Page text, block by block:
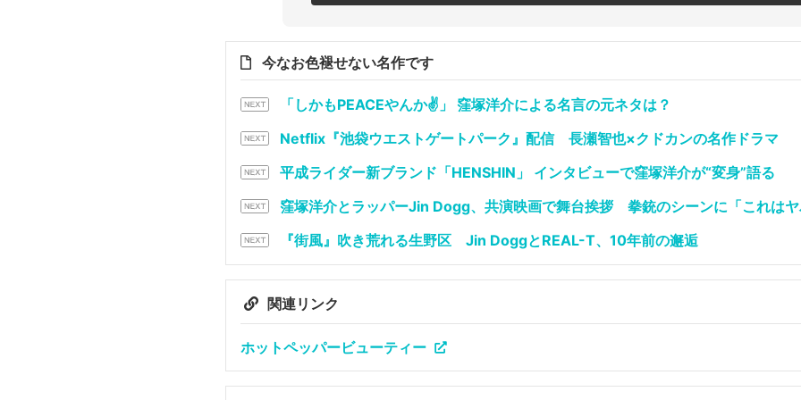
今なお色褪せない名作です
「しかもPEACEやんか✌」 窪塚洋介による名言の元ネタは？
Netflix『池袋ウエストゲートパーク』配信 長瀬智也×クドカンの名作ドラマ
平成ライダー新ブランド「HENSHIN」 インタビューで窪塚洋介が“変身”語る
窪塚洋介とラッパーJin Dogg、共演映画で舞台挨拶 拳銃のシーンに「これは
『街風』吹き荒れる生野区 Jin DoggとREAL-T、10年前の邂逅
関連リンク
ホットペッパービューティー